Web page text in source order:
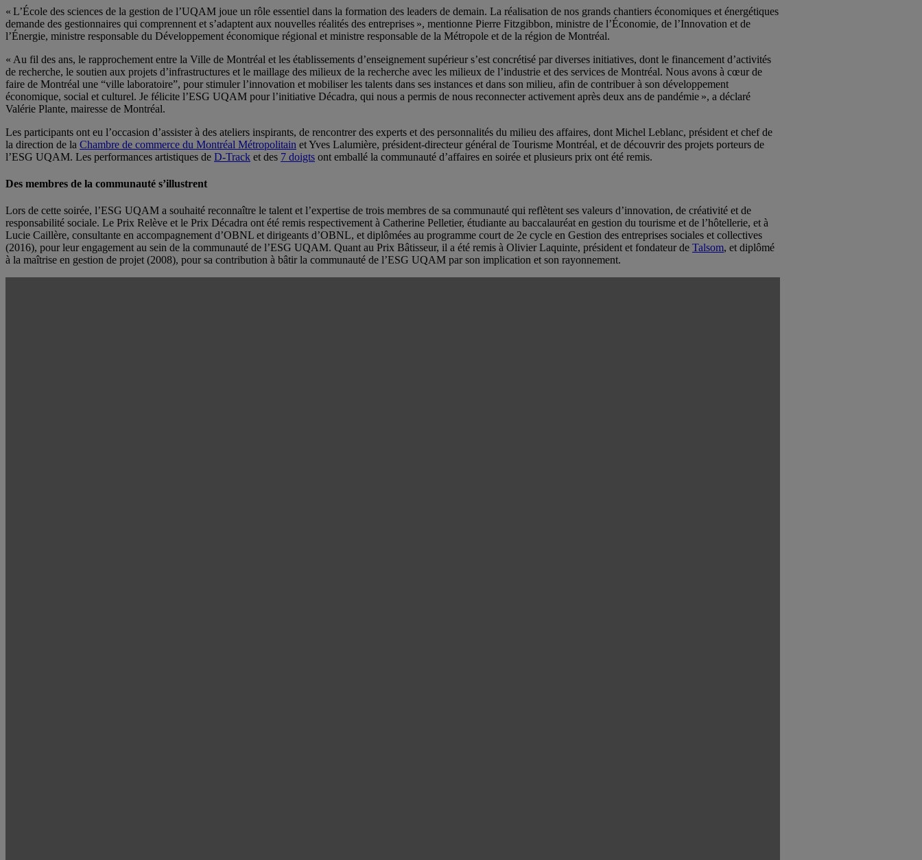
« L’École des sciences de la gestion de l’UQAM joue un rôle essentiel dans la formation des leaders de demain. La réalisation de nos grands chantiers économiques et énergétiques
demande des gestionnaires qui comprennent et s’adaptent aux nouvelles réalités des entreprises », mentionne Pierre Fitzgibbon, ministre de l’Économie, de l’Innovation et de
l’Énergie, ministre responsable du Développement économique régional et ministre responsable de la Métropole et de la région de Montréal.
« Au fil des ans, le rapprochement entre la Ville de Montréal et les établissements d’enseignement supérieur s’est concrétisé par diverses initiatives, dont le financement d’activités
de recherche, le soutien aux projets d’infrastructures et le maillage des milieux de la recherche avec les milieux de l’industrie et des services de Montréal. Nous avons à cœur de
faire de Montréal une “ville laboratoire”, pour stimuler l’innovation et mobiliser les talents dans ses instances et dans son milieu, afin de contribuer à son développement
économique, social et culturel. Je félicite l’ESG UQAM pour l’initiative Décadra, qui nous a permis de nous reconnecter activement après deux ans de pandémie », a déclaré
Valérie Plante, mairesse de Montréal.
Les participants ont eu l’occasion d’assister à des ateliers inspirants, de rencontrer des experts et des personnalités du milieu des affaires, dont Michel Leblanc, président et chef de
la direction de la Chambre de commerce du Montréal Métropolitain et Yves Lalumière, président-directeur général de Tourisme Montréal, et de découvrir des projets porteurs de
l’ESG UQAM. Les performances artistiques de D-Track et des 7 doigts ont emballé la communauté d’affaires en soirée et plusieurs prix ont été remis.
Des membres de la communauté s’illustrent
Lors de cette soirée, l’ESG UQAM a souhaité reconnaître le talent et l’expertise de trois membres de sa communauté qui reflètent ses valeurs d’innovation, de créativité et de
responsabilité sociale. Le Prix Relève et le Prix Décadra ont été remis respectivement à Catherine Pelletier, étudiante au baccalauréat en gestion du tourisme et de l’hôtellerie, et à
Lucie Caillère, consultante en accompagnement d’OBNL et dirigeants d’OBNL, et diplômées au programme court de 2e cycle en Gestion des entreprises sociales et collectives
(2016), pour leur engagement au sein de la communauté de l’ESG UQAM. Quant au Prix Bâtisseur, il a été remis à Olivier Laquinte, président et fondateur de Talsom, et diplômé
à la maîtrise en gestion de projet (2008), pour sa contribution à bâtir la communauté de l’ESG UQAM par son implication et son rayonnement.